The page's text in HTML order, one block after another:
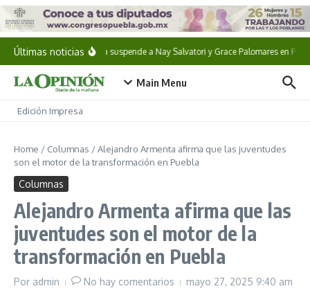
Saltar al contenido
Últimas noticiasMorena suspende a Nay Salvatori y Grace Palomares en
Main Menu
Edición Impresa
Home / Columnas /Alejandro Armenta afirma que las juventudes
son el motor de la transformación en Puebla
Columnas
Alejandro Armenta afirma que las
juventudes son el motor de la
transformación en Puebla
Por admin No hay comentarios mayo 27, 2025 9:40 am